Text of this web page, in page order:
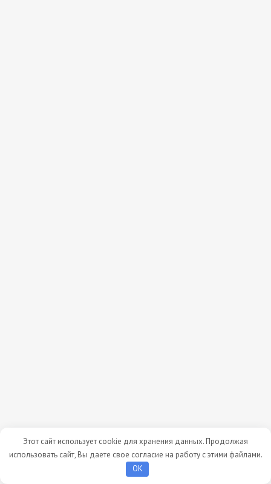
Этот сайт использует cookie для хранения данных. Продолжая
использовать сайт, Вы даете свое согласие на работу с этими файлами.
OK